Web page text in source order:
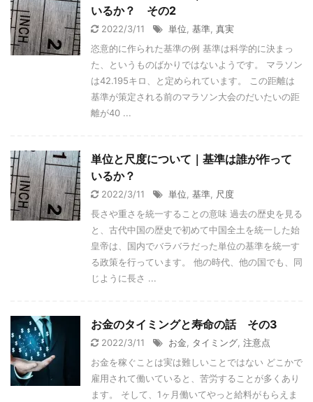
いるか？ その2
2022/3/11 単位 基準 真実
恣意的に作られた基準の例 基準は科学的に決まっ
た、というものばかりではないようです。 マラソン
は42.195キロ、と定められています。 この距離は
基準が策定される前のマラソン大会のだいたいの距
離が40 ...
単位と尺度について｜基準は誰が作って
いるか？
2022/3/11 単位 基準
尺度
長さや重さを統一することの意味 過去の歴史を見る
と、古代中国の歴史で初めて中国全土を統一した始
皇帝は、国内でバラバラだった単位の基準を統一す
る政策を行っています。 他の時代、他の国でも、同
じように長さ ...
お金のタイミングと寿命の話 その3
2022/3/11 お金 タイミング 注意点
お金を稼ぐことは実は難しいことではない どこかで
雇用されて働いていると、苦労することが多くあり
ます。 そして、1ヶ月働いてやっと給料がもらえま